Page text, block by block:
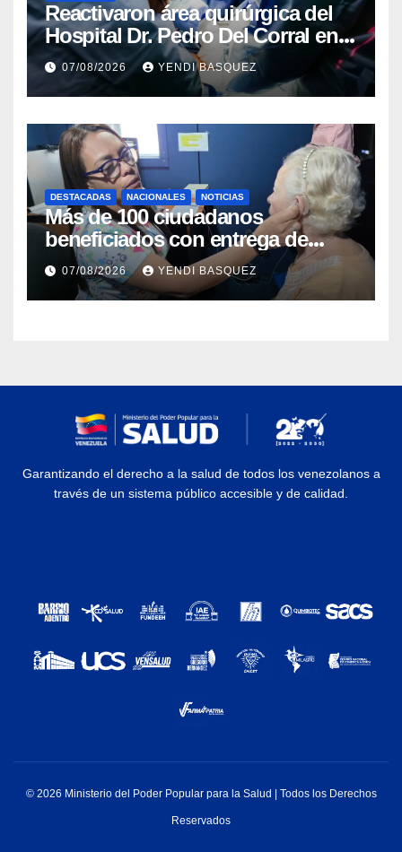
Reactivaron área quirúrgica del
Hospital Dr. Pedro Del Corral en
Guárico
07/08/2026 YENDI BASQUEZ
DESTACADAS NACIONALES NOTICIAS
Más de 100 ciudadanos
beneficiados con entrega de
prótesis auditivas en el Centro de
Rehabilitación J.J. Arvelo
07/08/2026 YENDI BASQUEZ
Garantizando el derecho a la salud de todos los venezolanos a
través de un sistema público accesible y de calidad.
© 2026 Ministerio del Poder Popular para la Salud | Todos los Derechos
Reservados